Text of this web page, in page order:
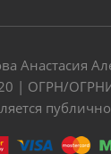
Анастасия
| ОГРН/